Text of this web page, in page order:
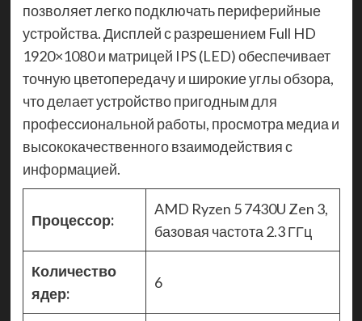
позволяет легко подключать периферийные
устройства. Дисплей с разрешением Full HD
1920×1080 и матрицей IPS (LED) обеспечивает
точную цветопередачу и широкие углы обзора,
что делает устройство пригодным для
профессиональной работы, просмотра медиа и
высококачественного взаимодействия с
информацией.
Процессор:
AMD Ryzen 5 7430U Zen 3,
базовая частота 2.3 ГГц
Количество
ядер:
6